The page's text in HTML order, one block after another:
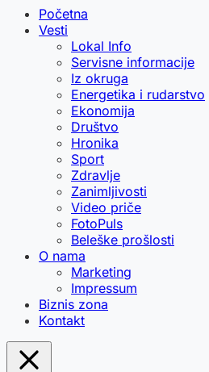
Početna
Vesti
Lokal Info
Servisne informacije
Iz okruga
Energetika i rudarstvo
Ekonomija
Društvo
Hronika
Sport
Zdravlje
Zanimljivosti
Video priče
FotoPuls
Beleške prošlosti
O nama
Marketing
Impressum
Biznis zona
Kontakt